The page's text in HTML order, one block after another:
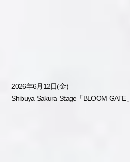
2026年6月12日(金)
Shibuya Sakura Stage「BLOOM GATE」